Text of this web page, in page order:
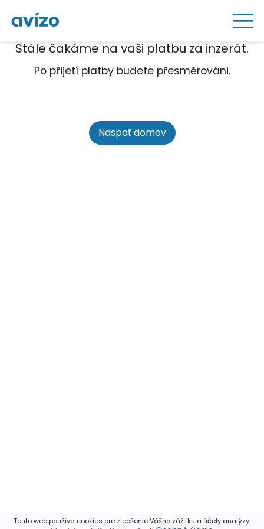
Tento web používa cookies pre zlepšenie Vášho zážitku a účely analýzy.
Stále čakáme na vaši platbu za inzerát.
Po přijetí platby budete přesměrováni.
Naspäť domov